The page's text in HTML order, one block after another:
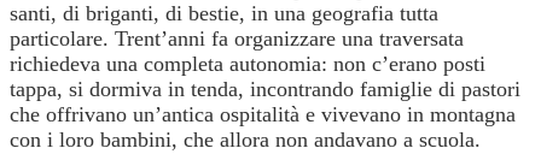
santi, di briganti, di bestie, in una geografia tutta
particolare. Trent’anni fa organizzare una traversata
richiedeva una completa autonomia: non c’erano posti
tappa, si dormiva in tenda, incontrando famiglie di pastori
che offrivano un’antica ospitalità e vivevano in montagna
con i loro bambini, che allora non andavano a scuola.